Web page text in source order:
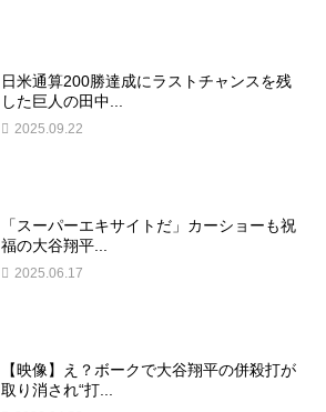
日米通算200勝達成にラストチャンスを残
した巨人の田中...
2025.09.22
「スーパーエキサイトだ」カーショーも祝
福の大谷翔平...
2025.06.17
【映像】え？ボークで大谷翔平の併殺打が
取り消され“打...